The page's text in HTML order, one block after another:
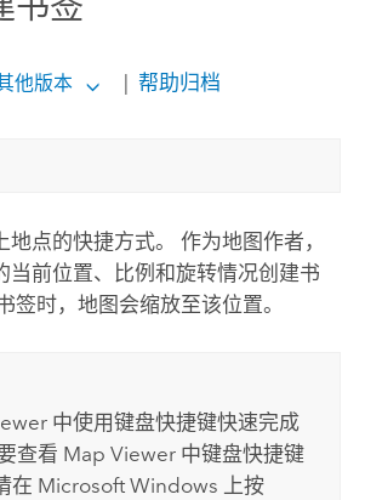
他版本 帮助归档
点的快捷方式。 作为地图作者，
当前位置、比例和旋转情况创建书
签时，地图会缩放至该位置。
中使用键盘快捷键快速完成
查看 Map Viewer 中键盘快捷键
在 Microsoft Windows 上按